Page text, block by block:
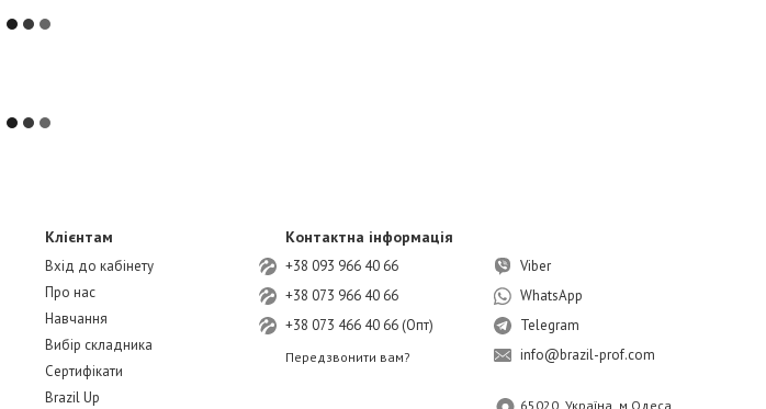
Клієнтам
Вхід до кабінету
Про нас
Навчання
Вибір складника
Сертифікати
Brazil Up
Контактна інформація
+38 093 966 40 66
+38 073 966 40 66
+38 073 466 40 66 (Опт)
Передзвонити вам?
Viber
WhatsApp
Telegram
info@brazil-prof.com
65020, Україна, м.Одеса,